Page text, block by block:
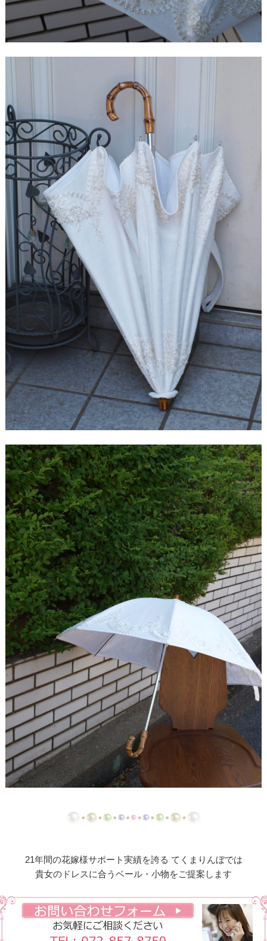
【ドレスリメイク】ピンクフリルのベビードレス
【ドレスリメイク】豪華レースのベビードレス＆お
くるみ
【ドレスリメイク】3世代をつなぐベビードレス
【ドレスリメイク】ベスト付きのタキシード風ベビ
ードレス
【ドレスリメイク】総レーススカートのオーバード
レス
【ドレスリメイク】オーガンジーレースの華やかベ
ビードレス
【ドレスリメイク】ふくさとベビーヘッドリボン
【ドレスリメイク】レース使いのベビードレス＆ス
タイ
【ドレスリメイク】総レースのお宮参りケープ
【ドレスリメイク】ベビーベスト＆オーバースカー
【ドレスリメイク】アシメトリーなレース使いのミ
ニチュアドレス
【ドレスリメイク】豪華トレーンのビジューミニチ
ュアドレス
【ドレスリメイク】モカベージュのリボンがキュー
ト♪オーバードレス＆ベビードレス
【ドレスリメイク】お呼ばれトートバッグ＆ハンカ
チ
【ドレスリメイク】ドレス＆ベールリメイクのベビ
ードレス
【ドレスリメイク】クッションカバー＆ポーチ
【ドレスリメイク】ミトン＆スタイ
【ドレスリメイク】シンプルキュートなベビードレ
ス
【ドレスリメイク】エレガントなフォーマルバッグ
【ドレスリメイク】3段フリルのベビーフォーマルド
レス
【ドレスリメイク】セーラーカラーと帽子のベビー
ドレス
【ドレスリメイク】エレガントレース使いのフォー
マルベビードレス
【ドレスリメイク】お揃いベストのベビーとくまち
【ドレスリメイク】ハワイアンベアのウェディング
ドレス
【ドレスリメイク】華やかレースのフォーマルベビ
ードレスとスタイ
21年間の花嫁様サポート実績を誇る てくまりんぼでは
貴女のドレスに合うベール・小物をご提案します